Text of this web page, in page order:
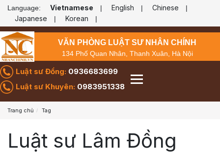
Language: Vietnamese | English | Chinese |
Japanese | Korean |
VĂN PHÒNG LUẬT SƯ NHÂN CHÍNH
134 Phố Quan Nhân, Thanh Xuân, Hà Nội
Luật sư Đồng: 0936683699
Luật sư Khuyên: 0983951338
Trang chủ Tag
Luật sư Lâm Đồng